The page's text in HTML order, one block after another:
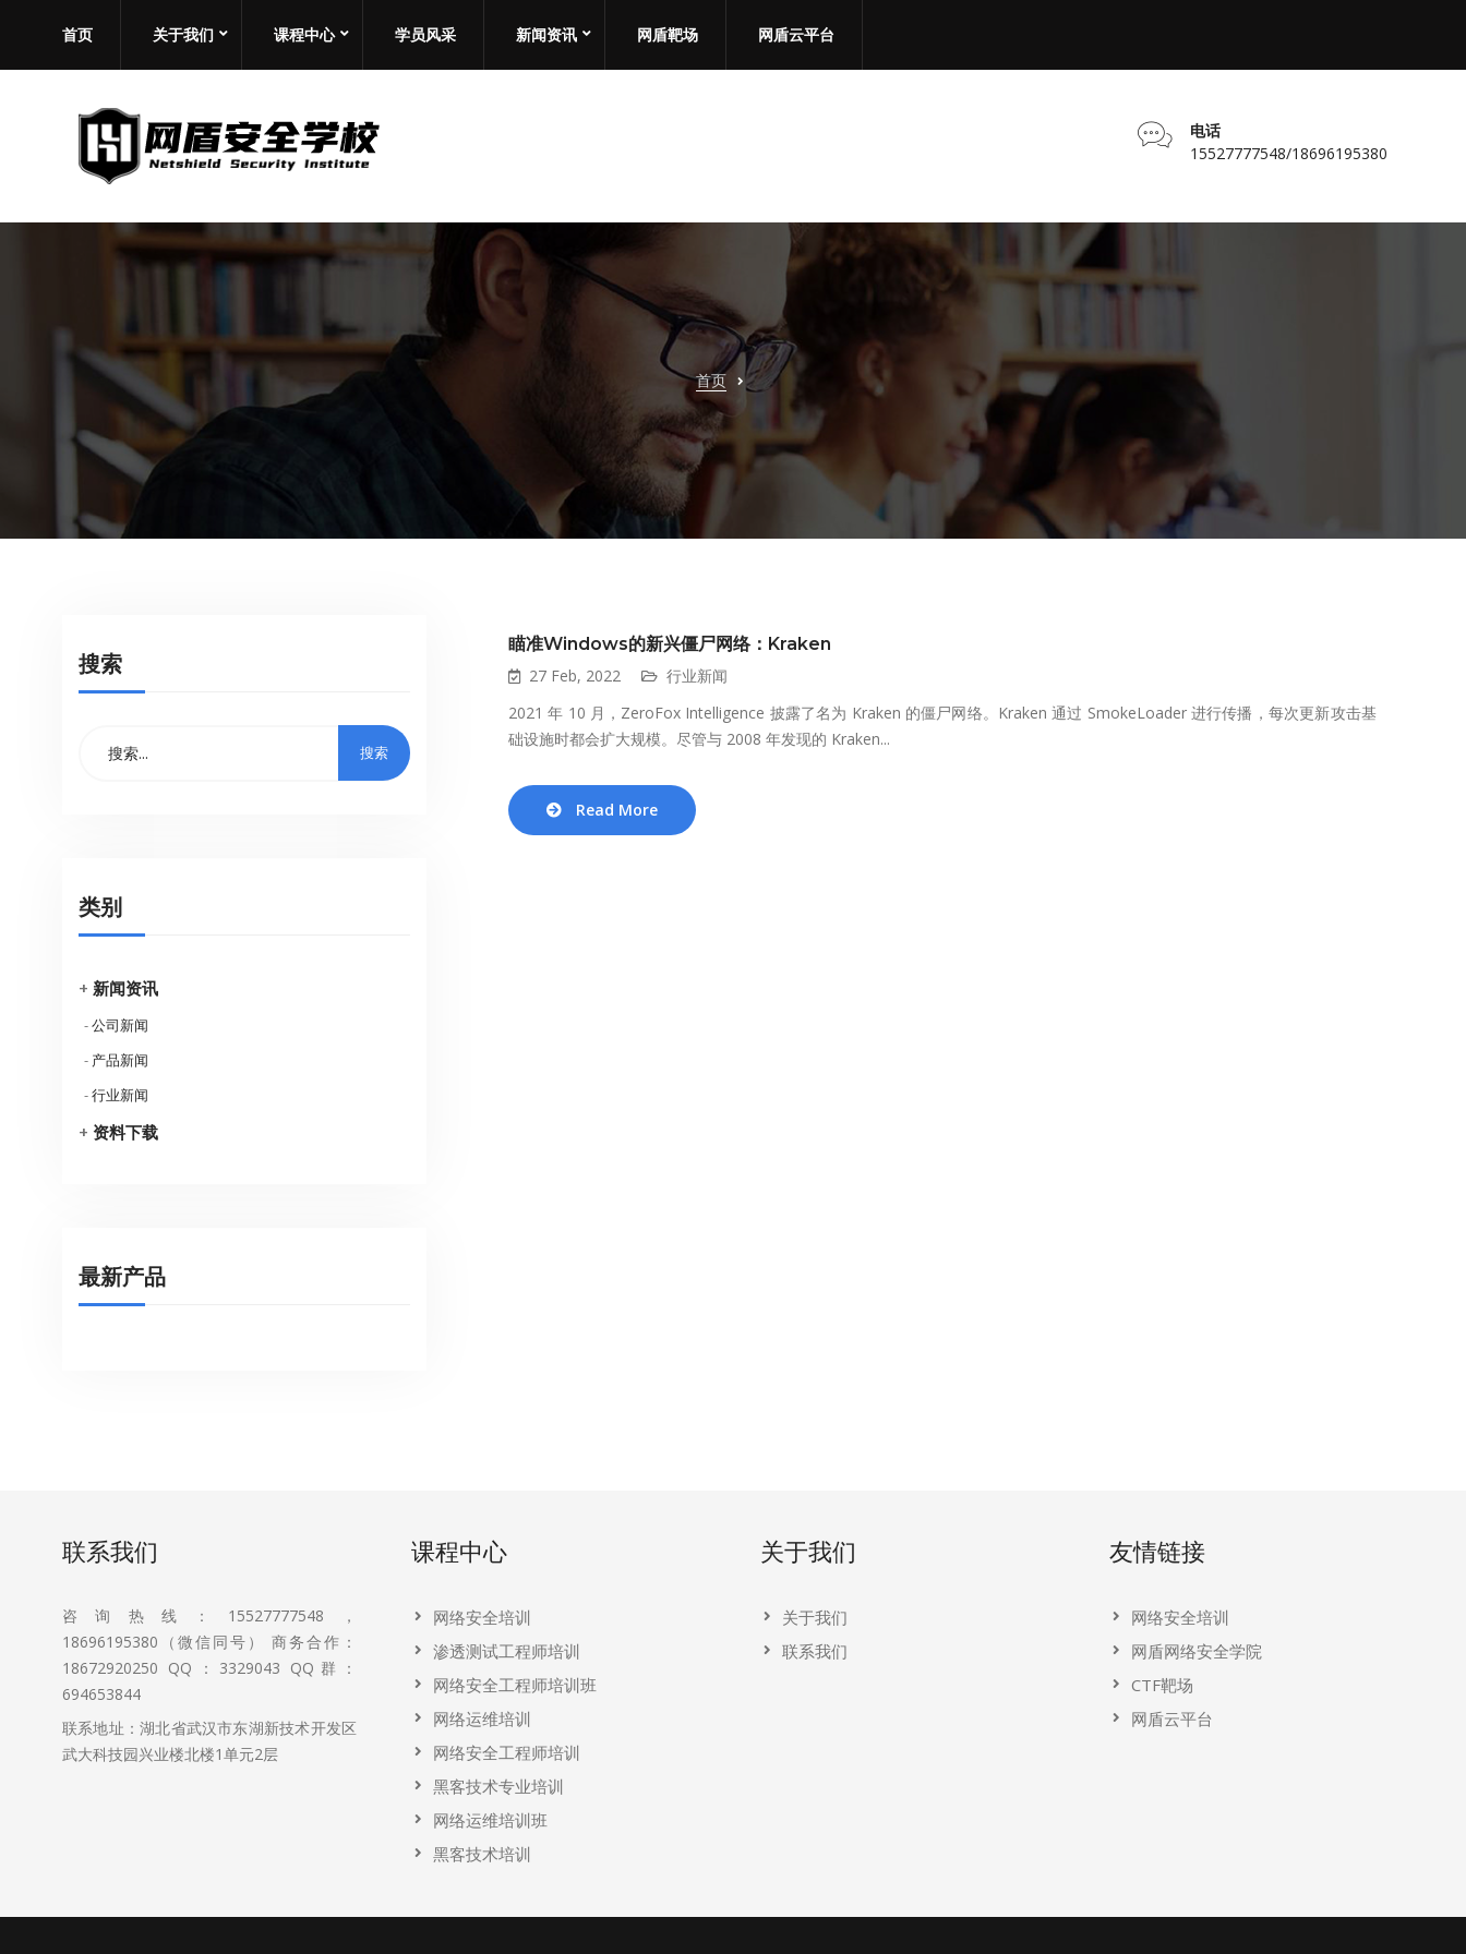
首页 关于我们 课程中心 学员风采 新闻资讯 网盾靶场 网盾云平台
电话
15527777548/18696195380
首页
瞄准Windows的新兴僵尸网络：Kraken
27 Feb, 2022
行业新闻
2021 年 10 月，ZeroFox Intelligence 披露了名为 Kraken 的僵尸网络。Kraken 通过 SmokeLoader 进行传播，每次更新攻击基
础设施时都会扩大规模。尽管与 2008 年发现的 Kraken...
Read More
搜索
类别
+ 新闻资讯
-公司新闻
- 产品新闻
-行业新闻
+ 资料下载
最新产品
联系我们
咨询热线：15527777548，
18696195380（微信同号） 商务合作：
18672920250 QQ：3329043 QQ群：
694653844
联系地址：湖北省武汉市东湖新技术开发区
武大科技园兴业楼北楼1单元2层
课程中心
网络安全培训
渗透测试工程师培训
网络安全工程师培训班
网络运维培训
网络安全工程师培训
黑客技术专业培训
网络运维培训班
黑客技术培训
关于我们
关于我们
联系我们
友情链接
网络安全培训
网盾网络安全学院
CTF靶场
网盾云平台